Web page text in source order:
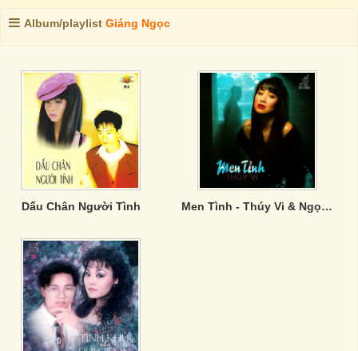
Album/playlist Giáng Ngọc
Dấu Chân Người Tình Men Tình - Thúy Vi & Ngọc Anh